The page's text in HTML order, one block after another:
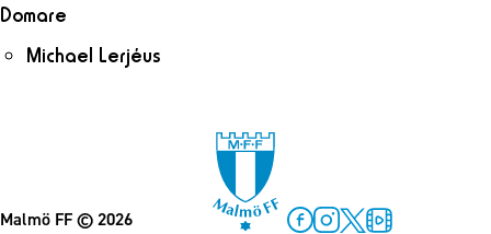
Domare
Michael Lerjéus
Malmö FF© 2026